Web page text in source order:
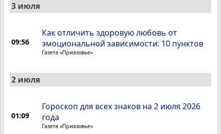
3 июля
09:56
Как отличить здоровую любовь от
эмоциональной зависимости: 10 пунктов
Газета «Приазовье»
2 июля
01:09
Гороскоп для всех знаков на 2 июля 2026
года
Газета «Приазовье»